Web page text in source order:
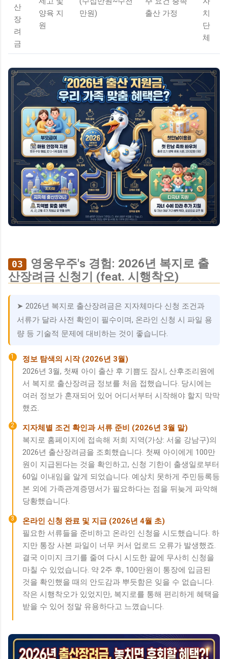
산
장
려
금
양육 지
원
만원)
출산 가정
치
단
체
03
영웅우주's 경험: 2026년 복지로 출
산장려금 신청기 (feat. 시행착오)
➤ 2026년 복지로 출산장려금은 지자체마다 신청 조건과
서류가 달라 사전 확인이 필수이며, 온라인 신청 시 파일 용
량 등 기술적 문제에 대비하는 것이 좋습니다.
1
정보 탐색의 시작 (2026년 3월)
2026년 3월, 첫째 아이 출산 후 기쁨도 잠시, 산후조리원에
서 복지로 출산장려금 정보를 처음 접했습니다. 당시에는
여러 정보가 혼재되어 있어 어디서부터 시작해야 할지 막막
했죠.
2
지자체별 조건 확인과 서류 준비 (2026년 3월 말)
복지로 홈페이지에 접속해 저희 지역(가상: 서울 강남구)의
2026년 출산장려금을 조회했습니다. 첫째 아이에게 100만
원이 지급된다는 것을 확인하고, 신청 기한이 출생일로부터
60일 이내임을 알게 되었습니다. 예상치 못하게 주민등록등
본 외에 가족관계증명서가 필요하다는 점을 뒤늦게 파악해
당황했습니다.
3
온라인 신청 완료 및 지급 (2026년 4월 초)
필요한 서류들을 준비하고 온라인 신청을 시도했습니다. 하
지만 통장 사본 파일이 너무 커서 업로드 오류가 발생했죠.
결국 이미지 크기를 줄여 다시 시도한 끝에 무사히 신청을
마칠 수 있었습니다. 약 2주 후, 100만원이 통장에 입금된
것을 확인했을 때의 안도감과 뿌듯함은 잊을 수 없습니다.
작은 시행착오가 있었지만, 복지로를 통해 편리하게 혜택을
받을 수 있어 정말 유용하다고 느꼈습니다.